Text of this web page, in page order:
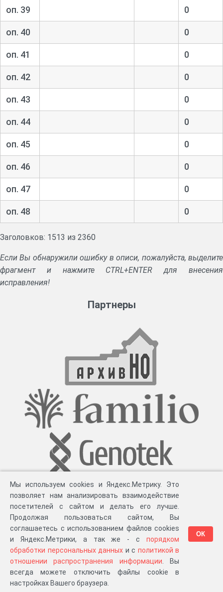
оп. 39 0
оп. 40 0
оп. 41 0
оп. 42 0
оп. 43 0
оп. 44 0
оп. 45 0
оп. 46 0
оп. 47 0
оп. 48 0
Заголовков: 1513 из 2360
Если Вы обнаружили ошибку в описи, пожалуйста, выделите
фрагмент и нажмите CTRL+ENTER для внесения
исправления!
Партнеры
Разработка компании «Великіе предки», 2023-2026 гг. Блог.Суть проекта
Персональные данные.Распространение информации . ЧаВО. Сборка 111.35
Мы используем cookies и Яндекс.Метрику. Это
позволяет нам анализировать взаимодействие
посетителей с сайтом и делать его лучше.
Продолжая пользоваться сайтом, Вы
соглашаетесь с использованием файлов cookies
и Яндекс.Метрики, а так же - с порядком
обработки персональных данных и с политикой в
отношении распространения информации . Вы
всегда можете отключить файлы cookie в
настройках Вашего браузера.
ОК
в «Мои документы»
…или в один из ваших проектов: